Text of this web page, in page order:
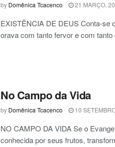
by Domênica Tcacenco 21 MARÇO,
EXISTÊNCIA DE DEUS Conta-se
orava com tanto fervor e com
No Campo da Vida
by Domênica Tcacenco 10
NO CAMPO DA VIDA Se o
conhecida por seus frutos,